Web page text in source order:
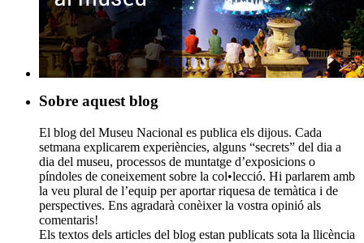
Sobre aquest blog
El blog del Museu Nacional es publica els dijous. Cada
setmana explicarem experiències, alguns “secrets” del dia a
dia del museu, processos de muntatge d’exposicions o
píndoles de coneixement sobre la col•lecció. Hi parlarem amb
la veu plural de l’equip per aportar riquesa de temàtica i de
perspectives. Ens agradarà conèixer la vostra opinió als
comentaris!
Els textos dels articles del blog estan publicats sota la llicència